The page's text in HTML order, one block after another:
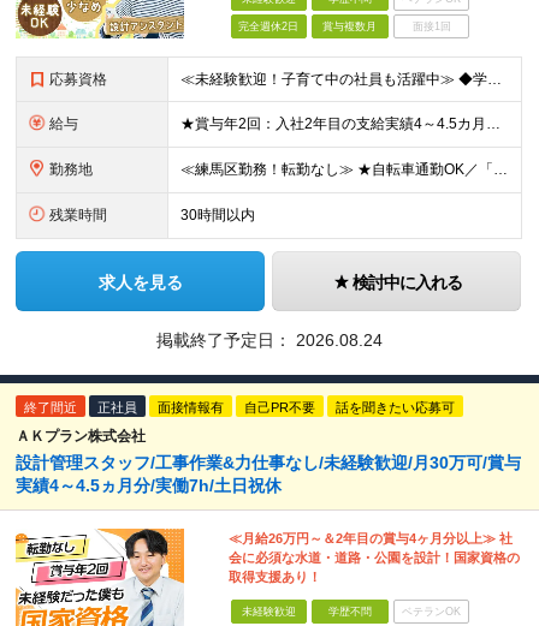
完全週休2日 賞与複数月 面接1回
応募資格 ≪未経験歓迎！子育て中の社員も活躍中≫ ◆学歴不問 ＼こんな方に向いています／ ◎未経験から一生役立つスキルを身につけたい方 ◎安定した企業で長く勤めたい方 ◎土日祝休みなど、プライベートも大切にし
給与 ★賞与年2回：入社2年目の支給実績4～4.5カ月分！ ★月収30万円も可能！退職金、家族手当など福利厚生充実 ★見込み残業なし！残業代は全額支給 ★技術士など、毎月3万円の資格手当もあり ◆月給26
勤務地 ≪練馬区勤務！転勤なし≫ ★自転車通勤OK／「中村橋駅」から徒歩3分の好立地 ◆東京都練馬区貫井2丁目1番29号 NKビル ※(変更の範囲)上記を除く当社関連勤務地
残業時間 30時間以内
求人を見る 検討中に入れる
掲載終了予定日： 2026.08.24
終了間近 正社員 面接情報有 自己PR不要 話を聞きたい応募可
ＡＫプラン株式会社
設計管理スタッフ/工事作業&力仕事なし/未経験歓迎/月30万可/賞与
実績4～4.5ヵ月分/実働7h/土日祝休
≪月給26万円～＆2年目の賞与4ヶ月分以上≫ 社
会に必須な水道・道路・公園を設計！国家資格の
取得支援あり！
未経験歓迎 学歴不問 ベテランOK